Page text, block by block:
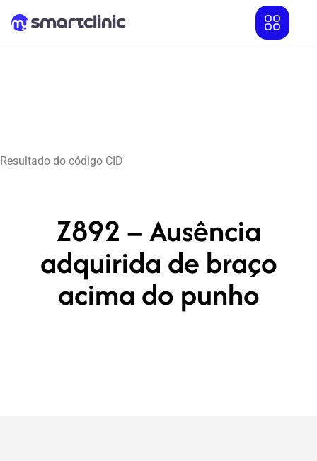
Resultado do código CID
Z892 – Ausência
adquirida de braço
acima do punho